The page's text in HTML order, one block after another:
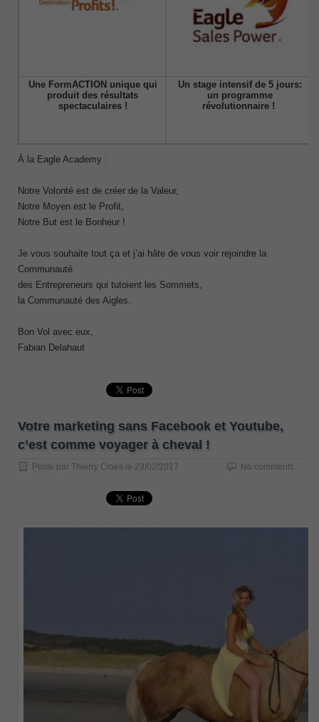
Une FormACTION unique qui
produit des résultats
spectaculaires !
Un stage intensif de 5 jours:
un programme
révolutionnaire !
À la Eagle Academy :
Notre Volonté est de créer de la Valeur,
Notre Moyen est le Profit,
Notre But est le Bonheur !
Je vous souhaite tout ça et j’ai hâte de vous voir rejoindre la
Communauté
des Entrepreneurs qui tutoient les Sommets,
la Communauté des Aigles.
Bon Vol avec eux,
Fabian Delahaut
Votre marketing sans Facebook et Youtube,
c’est comme voyager à cheval !
Posté par Thierry Cloës le 23/02/2017 No comments